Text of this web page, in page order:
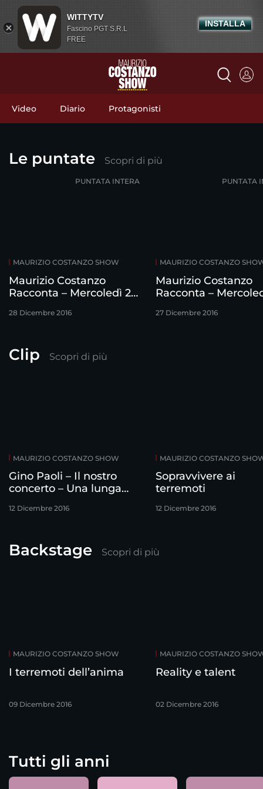
Video Diario Protagonisti
Le puntate Scopri di più
MAURIZIO COSTANZO SHOW
Maurizio Costanzo
Racconta – Mercoledì 28
28 Dicembre 2016
PUNTATA INTERA
MAURIZIO COSTANZO
Maurizio Costanzo
Racconta –
27 Dicembre 2016
PUNTATA
Clip Scopri di più
MAURIZIO COSTANZO SHOW
Gino Paoli – Il nostro
concerto – Una lunga
12 Dicembre 2016
MAURIZIO COSTANZO
Sopravvivere ai
terremoti
12 Dicembre 2016
Backstage Scopri di più
MAURIZIO COSTANZO SHOW
I terremoti dell’anima
09 Dicembre 2016
MAURIZIO COSTANZO
Reality e talent
02 Dicembre 2016
Tutti gli anni
WITTYTV
Fascino PGT S.R.L
FREE
INSTALLA